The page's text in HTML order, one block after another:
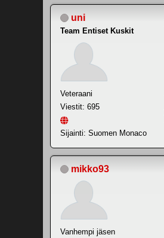
uni
Team Entiset Kuskit
Veteraani
Viestit: 695
Sijainti: Suomen Monaco
mikko93
Vanhempi jäsen